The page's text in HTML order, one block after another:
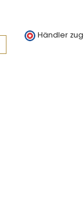
Händler